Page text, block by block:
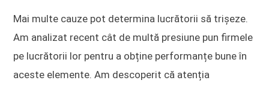
Mai multe cauze pot determina lucrătorii să trișeze.
Am analizat recent cât de multă presiune pun firmele
pe lucrătorii lor pentru a obține performanțe bune în
aceste elemente. Am descoperit că atenția